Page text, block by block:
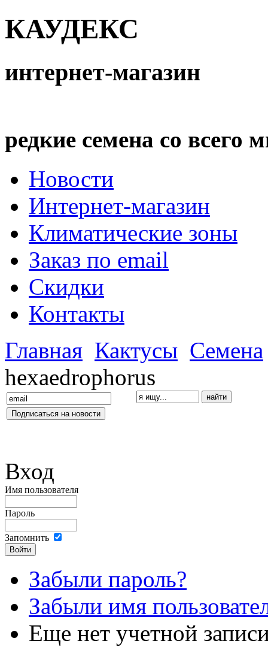
КАУДЕКС
интернет-магазин
редкие семена со всего
Новости
Интернет-магазин
Климатические зоны
Заказ по email
Скидки
Контакты
Главная Кактусы Семена
hexaedrophorus
Вход
Имя пользователя
Пароль
Запомнить
Забыли пароль?
Забыли имя
Еще нет учетной